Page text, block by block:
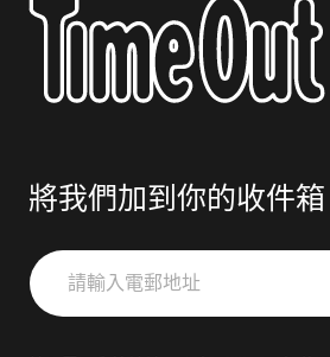
將我們加到你的收件箱
請
輸